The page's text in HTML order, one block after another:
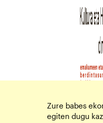
Zure babes
egiten dugu